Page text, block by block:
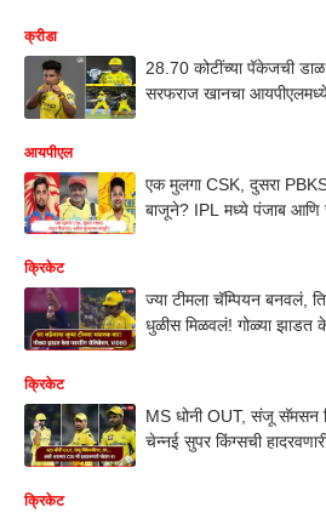
क्रीडा
28.70 कोटींच्या पॅकेजची
सरफराज खानचा
आयपीएल
एक मुलगा CSK, दुसरा
बाजूने? IPL मध्ये पंजाब
क्रिकेट
ज्या टीमला चॅम्पियन बनवलं,
धुळीस मिळवलं! गोळ्या झाडत
क्रिकेट
MS धोनी OUT, संजू सॅमसन
चेन्नई सुपर किंग्सची
क्रिकेट